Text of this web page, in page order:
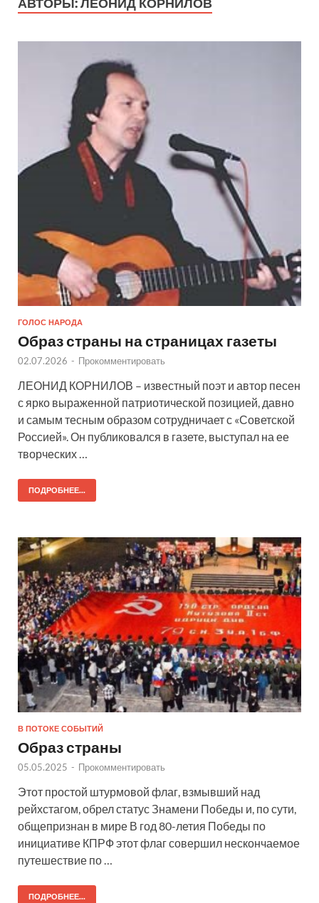
АВТОРЫ:ЛЕОНИД КОРНИЛОВ
ГОЛОС НАРОДА
Образ страны на страницах газеты
02.07.2026 - Прокомментировать
ЛЕОНИД КОРНИЛОВ – известный поэт и автор песен
с ярко выраженной патриотической позицией, давно
и самым тесным образом сотрудничает с «Советской
Россией». Он публиковался в газете, выступал на ее
творческих …
ПОДРОБНЕЕ...
В ПОТОКЕ СОБЫТИЙ
Образ страны
05.05.2025 - Прокомментировать
Этот простой штурмовой флаг, взмывший над
рейхстагом, обрел статус Знамени Победы и, по сути,
общепризнан в мире В год 80-летия Победы по
инициативе КПРФ этот флаг совершил нескончаемое
путешествие по …
ПОДРОБНЕЕ...